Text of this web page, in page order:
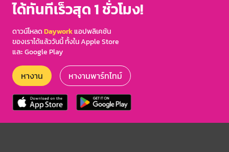
ได้ทันทีเร็วสุด 1 ชั่วโมง!
ดาวน์โหลดDayworkแอปพลิเคชัน
ของเราได้แล้ววันนี้ ทั้งใน Apple Store
และ Google Play
หางาน หางานพาร์ทไทม์